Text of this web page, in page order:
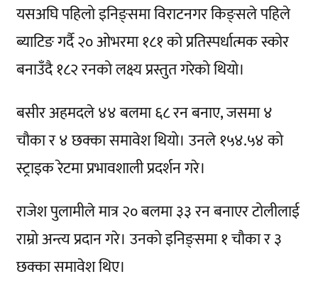
यसअघि पहिलो इनिङ्समा विराटनगर किङ्सले पहिले
ब्याटिङ गर्दै २० ओभरमा १८१ को प्रतिस्पर्धात्मक स्कोर
बनाउँदै १८२ रनको लक्ष्य प्रस्तुत गरेको थियो।
बसीर अहमदले ४४ बलमा ६८ रन बनाए, जसमा ४
चौका र ४ छक्का समावेश थियो। उनले १५४.५४ को
स्ट्राइक रेटमा प्रभावशाली प्रदर्शन गरे।
राजेश पुलामीले मात्र २० बलमा ३३ रन बनाएर टोलीलाई
राम्रो अन्त्य प्रदान गरे। उनको इनिङ्समा १ चौका र ३
छक्का समावेश थिए।